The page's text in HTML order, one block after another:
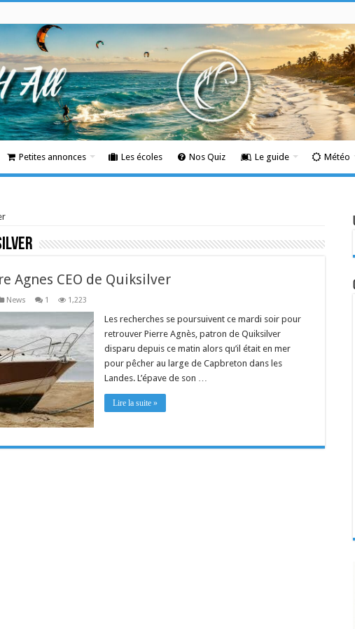
Petites annonces Les écoles Nos Quiz Le guide Météo
Agnes CEO de Quiksilver
News 1 1,223
Les recherches se poursuivent ce mardi soir pour
retrouver Pierre Agnès, patron de Quiksilver
disparu depuis ce matin alors qu’il était en mer
pour pêcher au large de Capbreton dans les
Landes. L’épave de son …
Lire la suite »